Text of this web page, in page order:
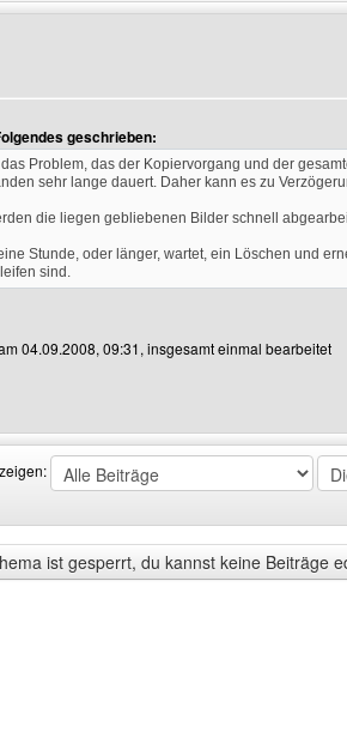
geschrieben:
Problem, das der Kopiervorgang und der
sehr lange dauert. Daher kann es zu
die liegen gebliebenen Bilder schnell
Stunde, oder länger, wartet, ein Löschen und
sind.
04.09.2008, 09:31, insgesamt einmal bearbeitet
besuchen: gwc
ist gesperrt, du kannst keine Beiträge